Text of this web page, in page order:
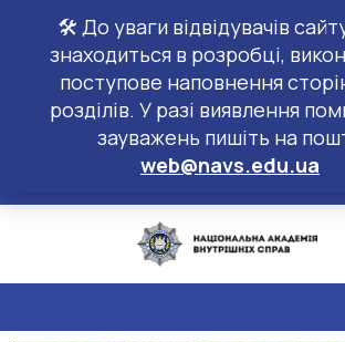
🛠️ До уваги відвідувачів
знаходиться в розробці,
поступове наповнення
розділів. У разі виявлення
зауважень пишіть на
web@navs.edu.ua